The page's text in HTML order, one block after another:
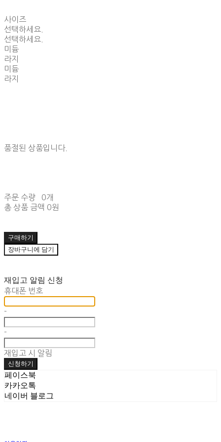
사이즈
선택하세요.
선택하세요.
미듐
라지
미듐
라지
품절된 상품입니다.
주문 수량
0개
총 상품 금액 0원
구매하기
장바구니에 담기
재입고 알림 신청
휴대폰 번호
-
-
재입고 시 알림
신청하기
페이스북
카카오톡
네이버 블로그